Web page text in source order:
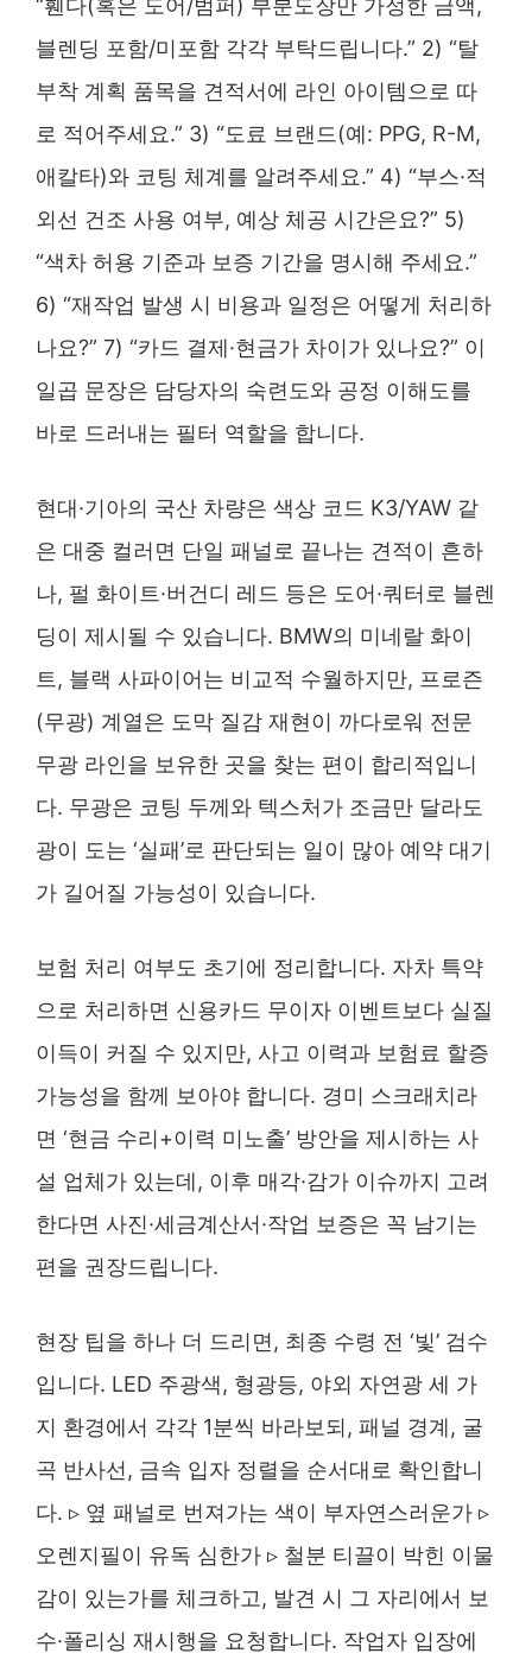
“휀다(혹은 도어/범퍼) 부분도장만 가정한 금액,
블렌딩 포함/미포함 각각 부탁드립니다.” 2) “탈
부착 계획 품목을 견적서에 라인 아이템으로 따
로 적어주세요.” 3) “도료 브랜드(예: PPG, R-M,
애칼타)와 코팅 체계를 알려주세요.” 4) “부스·적
외선 건조 사용 여부, 예상 체공 시간은요?” 5)
“색차 허용 기준과 보증 기간을 명시해 주세요.”
6) “재작업 발생 시 비용과 일정은 어떻게 처리하
나요?” 7) “카드 결제·현금가 차이가 있나요?” 이
일곱 문장은 담당자의 숙련도와 공정 이해도를
바로 드러내는 필터 역할을 합니다.
현대·기아의 국산 차량은 색상 코드 K3/YAW 같
은 대중 컬러면 단일 패널로 끝나는 견적이 흔하
나, 펄 화이트·버건디 레드 등은 도어·쿼터로 블렌
딩이 제시될 수 있습니다. BMW의 미네랄 화이
트, 블랙 사파이어는 비교적 수월하지만, 프로즌
(무광) 계열은 도막 질감 재현이 까다로워 전문
무광 라인을 보유한 곳을 찾는 편이 합리적입니
다. 무광은 코팅 두께와 텍스처가 조금만 달라도
광이 도는 ‘실패’로 판단되는 일이 많아 예약 대기
가 길어질 가능성이 있습니다.
보험 처리 여부도 초기에 정리합니다. 자차 특약
으로 처리하면 신용카드 무이자 이벤트보다 실질
이득이 커질 수 있지만, 사고 이력과 보험료 할증
가능성을 함께 보아야 합니다. 경미 스크래치라
면 ‘현금 수리+이력 미노출’ 방안을 제시하는 사
설 업체가 있는데, 이후 매각·감가 이슈까지 고려
한다면 사진·세금계산서·작업 보증은 꼭 남기는
편을 권장드립니다.
현장 팁을 하나 더 드리면, 최종 수령 전 ‘빛’ 검수
입니다. LED 주광색, 형광등, 야외 자연광 세 가
지 환경에서 각각 1분씩 바라보되, 패널 경계, 굴
곡 반사선, 금속 입자 정렬을 순서대로 확인합니
다. ▹ 옆 패널로 번져가는 색이 부자연스러운가 ▹
오렌지필이 유독 심한가 ▹ 철분 티끌이 박힌 이물
감이 있는가를 체크하고, 발견 시 그 자리에서 보
수·폴리싱 재시행을 요청합니다. 작업자 입장에